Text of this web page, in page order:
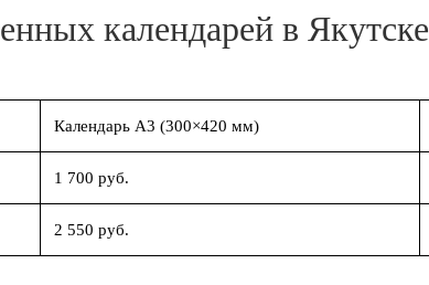
календарей в Якутске
Календарь А3 (300×420 мм)
1 700 руб.
2 550 руб.